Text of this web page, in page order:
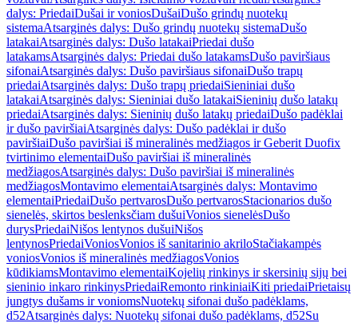
dalys: PriedaiDušai ir voniosDušaiDušo grindų nuotekų
sistemaAtsarginės dalys: Dušo grindų nuotekų sistemaDušo
latakaiAtsarginės dalys: Dušo latakaiPriedai dušo
latakamsAtsarginės dalys: Priedai dušo latakamsDušo paviršiaus
sifonaiAtsarginės dalys: Dušo paviršiaus sifonaiDušo trapų
priedaiAtsarginės dalys: Dušo trapų priedaiSieniniai dušo
latakaiAtsarginės dalys: Sieniniai dušo latakaiSieninių dušo latakų
priedaiAtsarginės dalys: Sieninių dušo latakų priedaiDušo padėklai
ir dušo paviršiaiAtsarginės dalys: Dušo padėklai ir dušo
paviršiaiDušo paviršiai iš mineralinės medžiagos ir Geberit Duofix
tvirtinimo elementaiDušo paviršiai iš mineralinės
medžiagosAtsarginės dalys: Dušo paviršiai iš mineralinės
medžiagosMontavimo elementaiAtsarginės dalys: Montavimo
elementaiPriedaiDušo pertvarosDušo pertvarosStacionarios dušo
sienelės, skirtos beslenksčiam dušuiVonios sienelėsDušo
durysPriedaiNišos lentynos dušuiNišos
lentynosPriedaiVoniosVonios iš sanitarinio akriloStačiakampės
voniosVonios iš mineralinės medžiagosVonios
kūdikiamsMontavimo elementaiKojelių rinkinys ir skersinių sijų bei
sieninio inkaro rinkinysPriedaiRemonto rinkiniaiKiti priedaiPrietaisų
jungtys dušams ir voniomsNuotekų sifonai dušo padėklams,
d52Atsarginės dalys: Nuotekų sifonai dušo padėklams, d52Su